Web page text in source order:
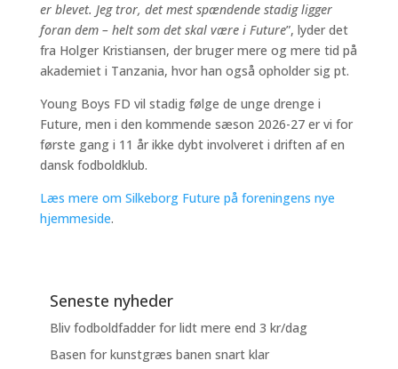
er blevet. Jeg tror, det mest spændende stadig ligger
foran dem – helt som det skal være i Future”, lyder det
fra Holger Kristiansen, der bruger mere og mere tid på
akademiet i Tanzania, hvor han også opholder sig pt.
Young Boys FD vil stadig følge de unge drenge i
Future, men i den kommende sæson 2026-27 er vi for
første gang i 11 år ikke dybt involveret i driften af en
dansk fodboldklub.
Læs mere om Silkeborg Future på foreningens nye
hjemmeside.
Seneste nyheder
Bliv fodboldfadder for lidt mere end 3 kr/dag
Basen for kunstgræs banen snart klar